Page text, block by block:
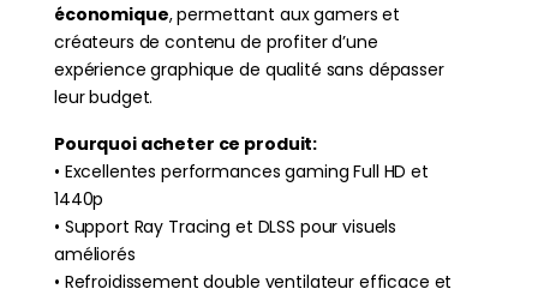
économique, permettant aux gamers et
créateurs de contenu de profiter d’une
expérience graphique de qualité sans dépasser
leur budget.
Pourquoi acheter ce produit:
• Excellentes performances gaming Full HD et
1440p
• Support Ray Tracing et DLSS pour visuels
améliorés
• Refroidissement double ventilateur efficace et